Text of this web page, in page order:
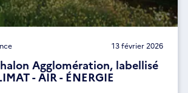
13 février 2026
Agglomération, labellisé
- AIR - ÉNERGIE